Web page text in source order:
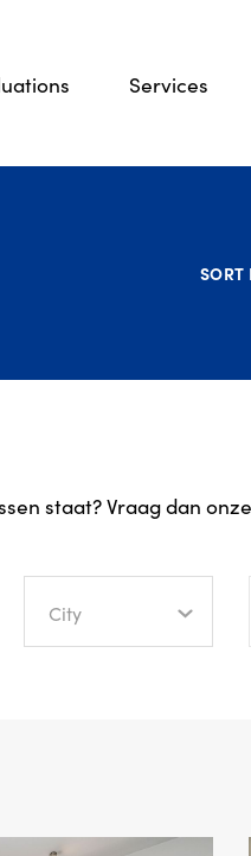
Services
SORT
staat? Vraag dan onze
City